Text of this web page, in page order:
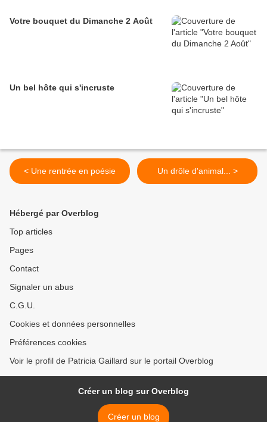
Votre bouquet du Dimanche 2 Août
Un bel hôte qui s'incruste
< Une rentrée en poésie Un drôle d'animal... >
Hébergé par Overblog
Top articles
Pages
Contact
Signaler un abus
C.G.U.
Cookies et données personnelles
Préférences cookies
Voir le profil de Patricia Gaillard sur le portail Overblog
Créer un blog sur Overblog
Créer un blog